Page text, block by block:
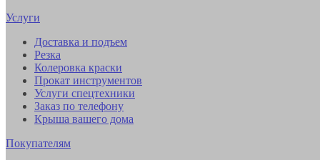
Услуги
Доставка и подъем
Резка
Колеровка краски
Прокат инструментов
Услуги спецтехники
Заказ по телефону
Крыша вашего дома
Покупателям